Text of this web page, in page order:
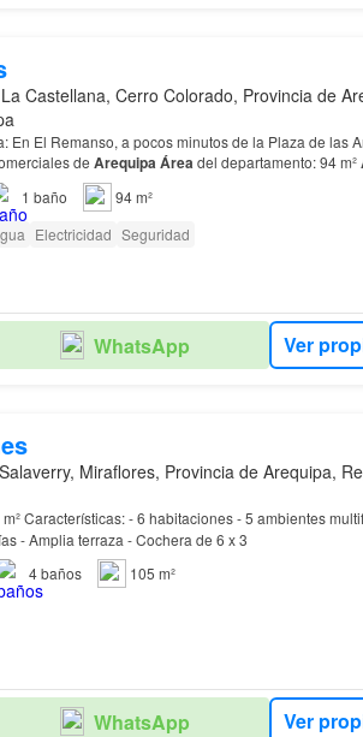
Castellana, Cerro Colorado, Provincia de
En El Remanso, a pocos minutos de la Plaza de las
de ArequipaÁreadel departamento: 94 m²
1 baño
94 m²
Electricidad Seguridad
WhatsApp Ver
Miraflores, Provincia de Arequipa,
-
- Amplia terraza - Cochera de 6 x 3
4baños 105 m²
WhatsApp Ver